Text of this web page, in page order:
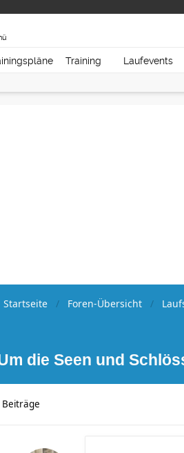
Training Laufevents
Startseite Foren-Übersicht
die Seen und
Beiträge